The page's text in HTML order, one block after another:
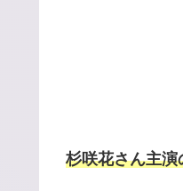
杉咲花さん主